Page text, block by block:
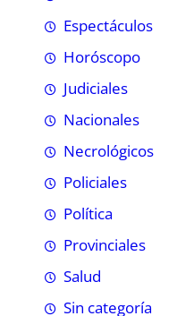
Espectáculos
Horóscopo
Judiciales
Nacionales
Necrológicos
Policiales
Política
Provinciales
Salud
Sin categoría